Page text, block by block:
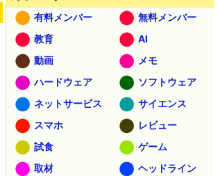
有料メンバー
無料メンバー
教育
AI
動画
メモ
ハードウェア
ソフトウェア
ネットサービス
サイエンス
スマホ
レビュー
試食
ゲーム
取材
ヘッドライン